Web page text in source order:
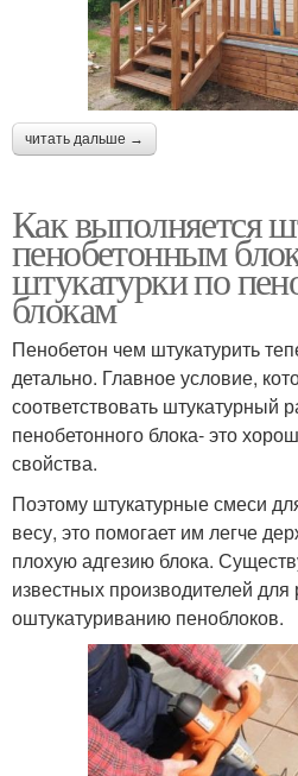
читать дальше →
Как выполняется
пенобетонным
штукатурки по
блокам
Пенобетон чем штукатурить
детально. Главное условие,
соответствовать штукатурный
пенобетонного блока- это
свойства.
Поэтому штукатурные смеси
весу, это помогает им легче
плохую адгезию блока.
известных производителей для
оштукатуриванию пеноблоков.